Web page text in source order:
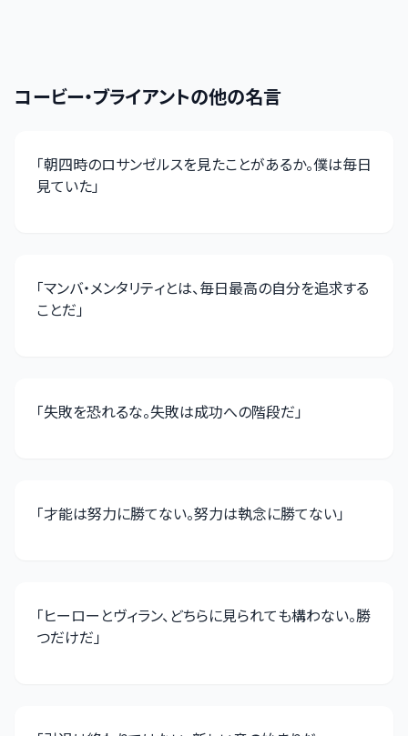
コービー・ブライアントの他の名言
「朝四時のロサンゼルスを見たことがあるか。僕は毎日
見ていた」
「マンバ・メンタリティとは、毎日最高の自分を追求する
ことだ」
「失敗を恐れるな。失敗は成功への階段だ」
「才能は努力に勝てない。努力は執念に勝てない」
「ヒーローとヴィラン、どちらに見られても構わない。勝
つだけだ」